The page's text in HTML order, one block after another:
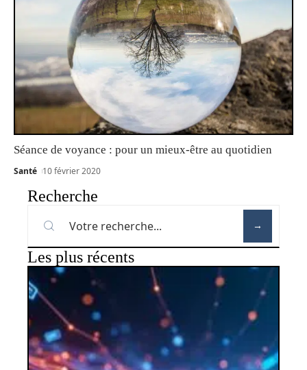
Séance de voyance : pour un mieux-être au quotidien
Santé 10 février 2020
Recherche
Les plus récents